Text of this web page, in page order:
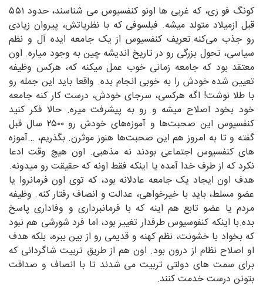
کونگ فو زی، که غربی ها اونو کنفسیوس می شناسند، حدود ۵۵۱
قبل ازمیلاد متولد میشه. فیلسوفی که با نظریاتش، پیروان زیادی
رو جذب می‌کنه.تعریف کنفسیوس از یک جامعه ایده آل و نظم
سیاسی، تحول بزرگی رو در تاریخ اندیشه چین به وجود میاره. اون
معتقد بود که جامعه زمانی خوب عمل میکنه که، هرکس وظیفه
تعیین شده خودش را به خوبی انجام بده. واقعا باید این جمله رو
با طلا نوشت! اگه هرکسی، سرجای خودش، درست کار کنه جامعه
خود بخود اصلاح میشه و رو به پیشرفت میره. حالا فکر کنید
کنفسیوس این صحبت‌ها و آموزه‌های خودش رو ۲۵۰۰ سال قبل
گفته و تا به امروز هم این صحبت‌ها هنوز موثرن. بگذریم، …آموزه
های کنفسیوس اجتماعی بودند نه مذهبی. اون هیچ وقت ادعا
نکرد که از طرف خدا آمده یا اینکه فقط اونه که حقیقت رو میدونه.
هدف اون ایجاد یک جامعه عادلانه بود، که توی اون فرمانروا یا
عضو مسلط، باید با خیرخواهی، عدالت و انصاف رفتار کنه. وظیفه
مردم یا عضو تابع هم اینه که با فرمانبرداری و وفاداری پاسخ
بده.با اینکه کنفوسیوس طرفدار تغییر بود، اما فرد شورشی هم نبود
که بخواد با خشونت، نظم کهنه و قدیمی رو از بین ببره، بلکه هدف
او اصلاح نظام از درون بود. اون هم از طریق تربیت شاگردانی که
برای سمت های دولتی تربیت می شدند تا با انصاف و صداقت
بتونن درست خدمت کنند.